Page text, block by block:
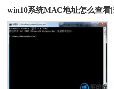
win10系统MAC地址怎么查